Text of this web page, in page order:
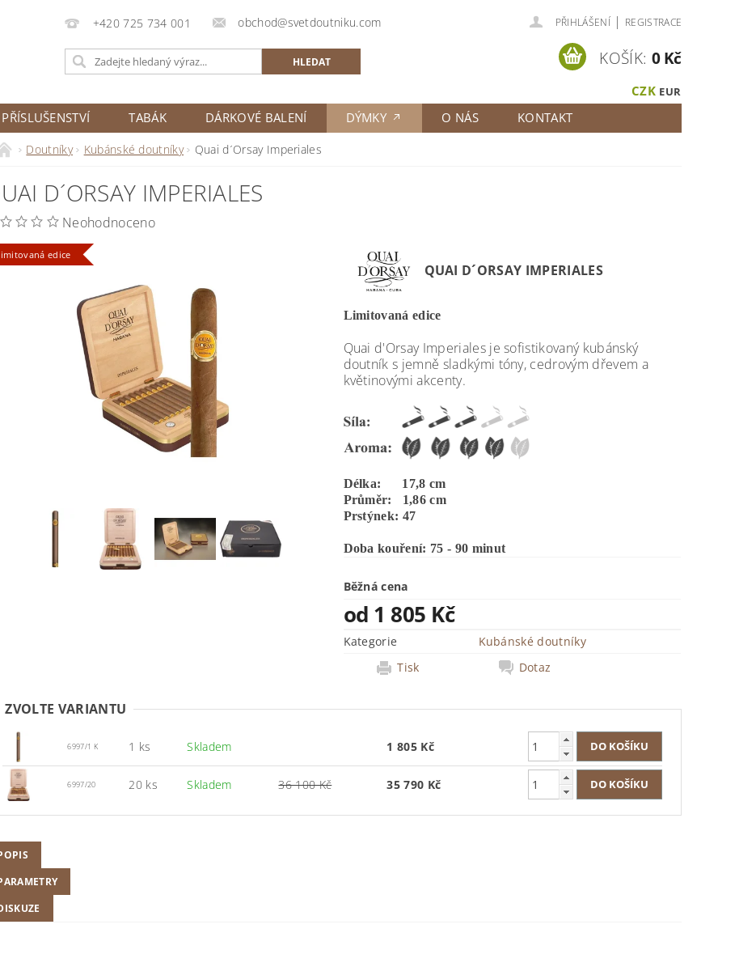
+420 725 734 001 obchod@svetdoutniku.com PŘIHLÁŠENÍ | REGISTRACE
CZK EUR
KOŠÍK: 0 Kč
PŘÍSLUŠENSTVÍ TABÁK DÁRKOVÉ BALENÍ DÝMKY O NÁS
KONTAKT
Doutníky Kubánské doutníky Quai d´Orsay Imperiales
D´ORSAY IMPERIALES
Neohodnoceno
edice
QUAI D´ORSAY IMPERIALES
Limitovaná edice
Quai d'Orsay Imperiales je sofistikovaný kubánský
doutník s jemně sladkými tóny, cedrovým dřevem a
květinovými akcenty.
Délka: 17,8 cm
Průměr: 1,86 cm
Prstýnek: 47
Doba kouření: 75 - 90 minut
Běžná cena
od 1 805 Kč
Kategorie
Kubánské doutníky
Tisk
Dotaz
ZVOLTE VARIANTU
6997/1 K 1 ks Skladem 1 805 Kč
6997/20 20 ks Skladem 36 100 Kč 35 790 Kč